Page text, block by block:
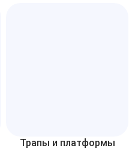
Трапы и платформы